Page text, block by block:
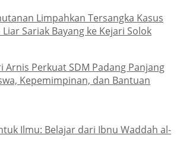
Limpahkan Tersangka Kasus
Sariak Bayang ke Kejari Solok
Arnis Perkuat SDM Padang Panjang
Kepemimpinan, dan Bantuan
Ilmu: Belajar dari Ibnu Waddah al-